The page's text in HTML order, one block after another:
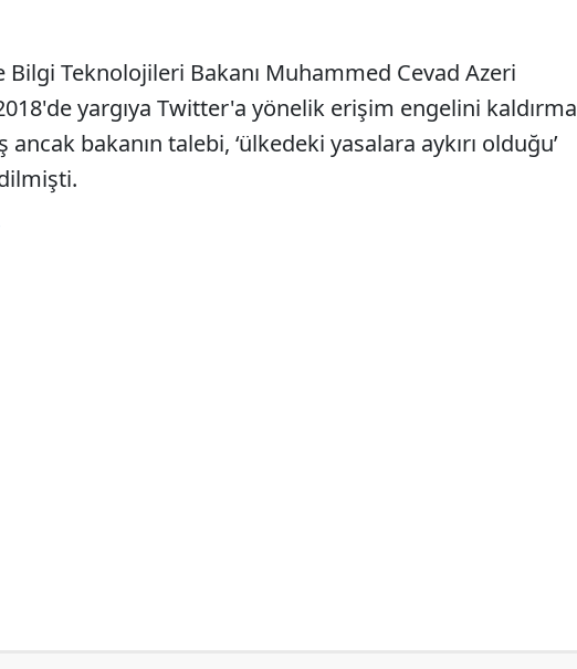
Teknolojileri Bakanı Muhammed Cevad Azeri
yargıya Twitter'a yönelik erişim engelini kaldırma
bakanın talebi, ‘ülkedeki yasalara aykırı olduğu’